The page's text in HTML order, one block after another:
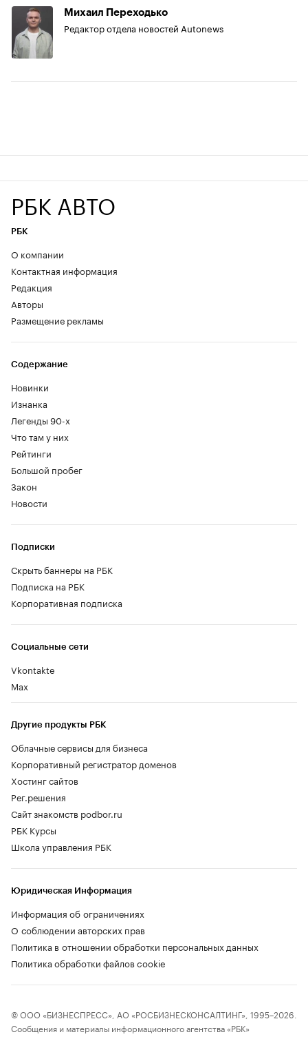
Михаил Переходько
Редактор отдела новостей Autonews
РБК АВТО
РБК
О компании
Контактная информация
Редакция
Авторы
Размещение рекламы
Содержание
Новинки
Изнанка
Легенды 90-х
Что там у них
Рейтинги
Большой пробег
Закон
Новости
Социальные сети
Vkontakte
Max
Другие продукты РБК
Облачные сервисы для бизнеса
Корпоративный регистратор доменов
Хостинг сайтов
Рег.решения
Сайт знакомств podbor.ru
РБК Курсы
Школа управления РБК
Подписки
Скрыть баннеры на РБК
Подписка на РБК
Корпоративная подписка
Юридическая Информация
Информация об ограничениях
О соблюдении авторских прав
Политика в отношении обработки персональных данных
Политика обработки файлов cookie
© ООО «БИЗНЕСПРЕСС», АО «РОСБИЗНЕСКОНСАЛТИНГ», 1995–2026.
Сообщения и материалы информационного агентства «РБК»